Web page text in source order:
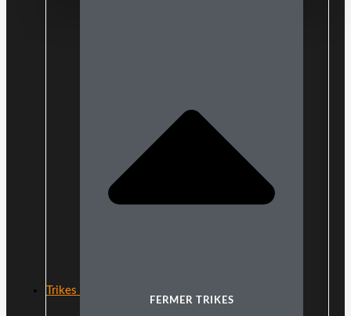
Trikes
FERMER TRIKES